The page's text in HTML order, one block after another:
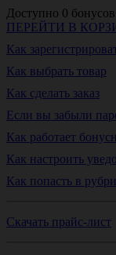
Доступно 0
ПЕРЕЙТИ В
Как
Как выбрать товар
Как сделать заказ
Если вы забыли
Как работает
Как настроить
Как попасть в
Скачать прайс-лист